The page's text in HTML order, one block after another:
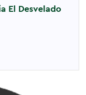
El Desvelado